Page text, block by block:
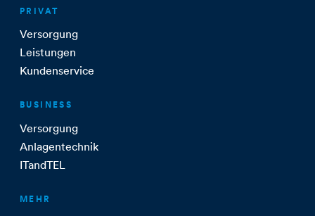
PRIVAT
Versorgung
Leistungen
Kundenservice
BUSINESS
Versorgung
Anlagentechnik
ITandTEL
MEHR